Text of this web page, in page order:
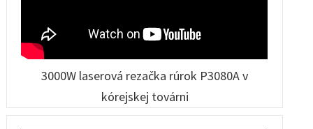
3000W laserová rezačka rúrok P3080A v
kórejskej továrni